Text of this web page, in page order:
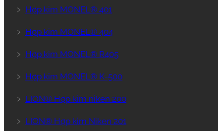
﹥ Hợp kim MONEL® 401
﹥ Hợp kim MONEL® 404
﹥ Hợp kim MONEL® R405
﹥ Hợp kim MONEL® K-500
﹥ LION® Hợp kim niken 200
﹥ LION® Hợp kim Niken 201